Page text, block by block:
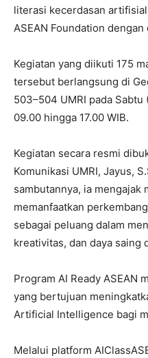
literasi kecerdasan
ASEAN Foundation
Kegiatan yang diikuti 175
tersebut berlangsung di
503–504 UMRI pada
09.00 hingga 17.00 WIB.
Kegiatan secara resmi
Komunikasi UMRI, Jayus,
sambutannya, ia mengajak
memanfaatkan
sebagai peluang dalam
kreativitas, dan daya saing
Program AI Ready ASEAN
yang bertujuan
Artificial Intelligence bagi
Melalui platform